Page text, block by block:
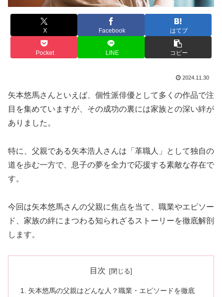
X Facebook はてブ
Pocket LINE コピー
2024.11.30
矢本悠馬さんといえば、個性派俳優として多くの作品で注
目を集めていますが、その成功の裏には家族との深い絆が
ありました。
特に、父親である矢本浩人さんは「革職人」として独自の
道を歩む一方で、息子の夢を全力で応援する素敵な存在で
す。
今回は矢本悠馬さんの父親に焦点を当て、職業やエピソー
ド、家族の絆にまつわる知られざるストーリーを徹底解剖
します。
目次
矢本悠馬の父親はどんな人？職業・エピソードを徹底